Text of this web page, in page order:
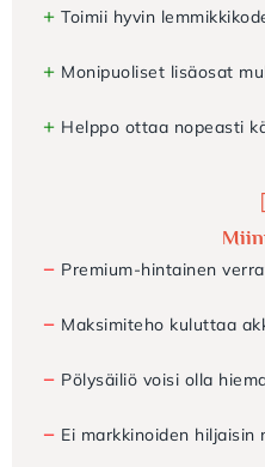
+ Toimii hyvin
+ Monipuoliset lisäosat
+ Helppo ottaa nopeasti
− Premium-hintainen
− Maksimiteho kuluttaa
− Pölysäiliö voisi olla
− Ei markkinoiden hiljaisin